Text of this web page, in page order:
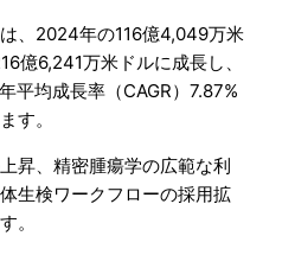
、2024年の116億4,049万米
億6,241万米ドルに成長し、
平均成長率（CAGR）7.87%
す。
昇、精密腫瘍学の広範な利
生検ワークフローの採用拡
。